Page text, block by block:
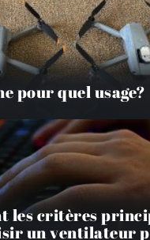
pour quel usage?
les critères
un ventilateur